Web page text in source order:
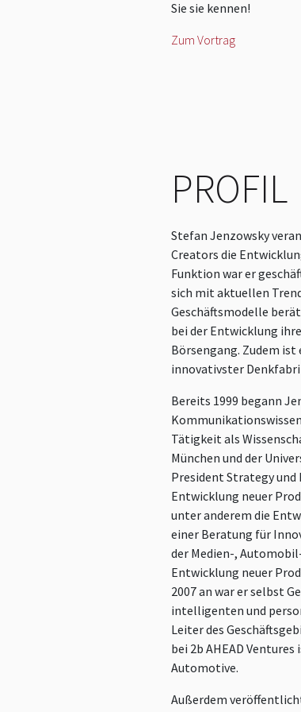
Sie sie kennen!
Zum Vortrag
PROFIL
Stefan Jenzowsky
Creators die
Funktion war er
sich mit aktuellen
Geschäftsmodelle
bei der Entwicklung
Börsengang. Zudem ist
innovativster
Bereits 1999 begann
Tätigkeit als
München und der
President Strategy
Entwicklung neuer
unter anderem die
einer Beratung für
der Medien-,
Entwicklung neuer
2007 an war er selbst
intelligenten und
Leiter des
bei 2b AHEAD
Automotive.
Außerdem